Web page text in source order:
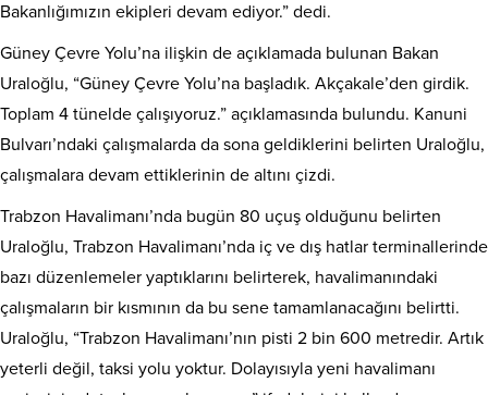
Bakanlığımızın ekipleri devam ediyor.” dedi.
Güney Çevre Yolu’na ilişkin de açıklamada bulunan Bakan
Uraloğlu, “Güney Çevre Yolu’na başladık. Akçakale’den girdik.
Toplam 4 tünelde çalışıyoruz.” açıklamasında bulundu. Kanuni
Bulvarı’ndaki çalışmalarda da sona geldiklerini belirten Uraloğlu,
çalışmalara devam ettiklerinin de altını çizdi.
Trabzon Havalimanı’nda bugün 80 uçuş olduğunu belirten
Uraloğlu, Trabzon Havalimanı’nda iç ve dış hatlar terminallerinde
bazı düzenlemeler yaptıklarını belirterek, havalimanındaki
çalışmaların bir kısmının da bu sene tamamlanacağını belirtti.
Uraloğlu, “Trabzon Havalimanı’nın pisti 2 bin 600 metredir. Artık
yeterli değil, taksi yolu yoktur. Dolayısıyla yeni havalimanı